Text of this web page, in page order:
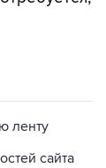
ленту
сайта